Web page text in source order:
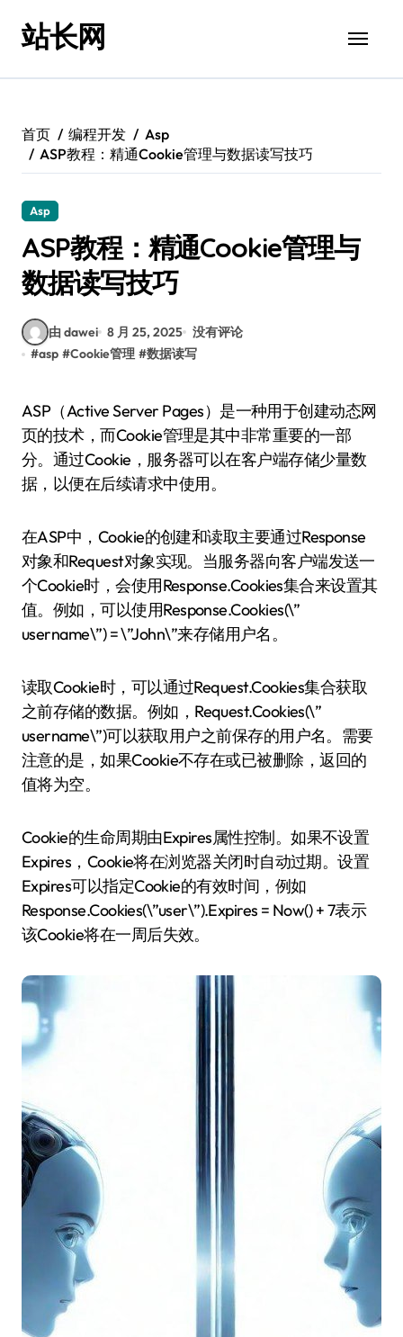
站长网
首页 编程开发
Asp
ASP教程：精通Cookie管理与数据读写技巧
Asp
ASP教程：精通Cookie管理与
数据读写技巧
由 dawei 8 月 25, 2025 没有评论
#asp #Cookie管理 #数据读写
ASP（Active Server Pages）是一种用于创建动态网
页的技术，而Cookie管理是其中非常重要的一部
分。通过Cookie，服务器可以在客户端存储少量数
据，以便在后续请求中使用。
在ASP中，Cookie的创建和读取主要通过Response
对象和Request对象实现。当服务器向客户端发送一
个Cookie时，会使用Response.Cookies集合来设置其
值。例如，可以使用Response.Cookies(\”
username\”) = \”John\”来存储用户名。
读取Cookie时，可以通过Request.Cookies集合获取
之前存储的数据。例如，Request.Cookies(\”
username\”)可以获取用户之前保存的用户名。需要
注意的是，如果Cookie不存在或已被删除，返回的
值将为空。
Cookie的生命周期由Expires属性控制。如果不设置
Expires，Cookie将在浏览器关闭时自动过期。设置
Expires可以指定Cookie的有效时间，例如
Response.Cookies(\”user\”).Expires = Now() + 7表示
该Cookie将在一周后失效。